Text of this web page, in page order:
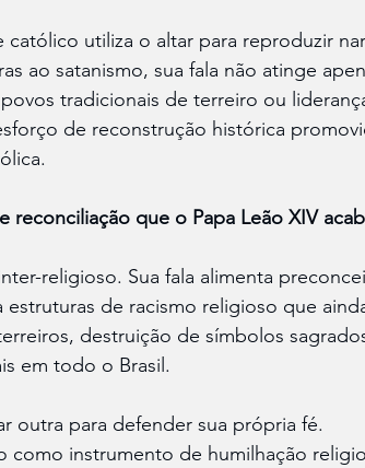
católico utiliza o altar para reproduzir
ao satanismo, sua fala não atinge
tradicionais de terreiro ou
de reconstrução histórica
reconciliação que o Papa Leão XIV
religioso. Sua fala alimenta
estruturas de racismo religioso que
destruição de símbolos
em todo o Brasil.
outra para defender sua própria fé.
como instrumento de humilhação